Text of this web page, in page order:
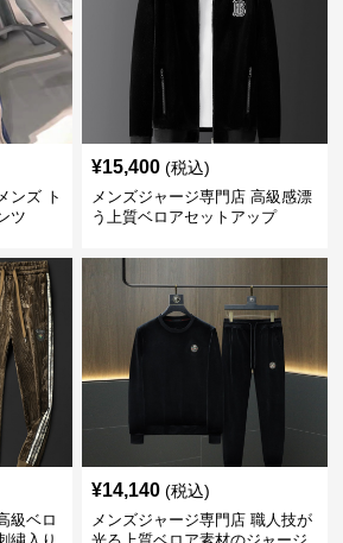
ンズ ト
ツ
¥15,400 (税込)
メンズジャージ専門店 高級感漂
う上質ベロアセットアップ
級ベロ
¥14,140 (税込)
メンズジャージ専門店 職人技が